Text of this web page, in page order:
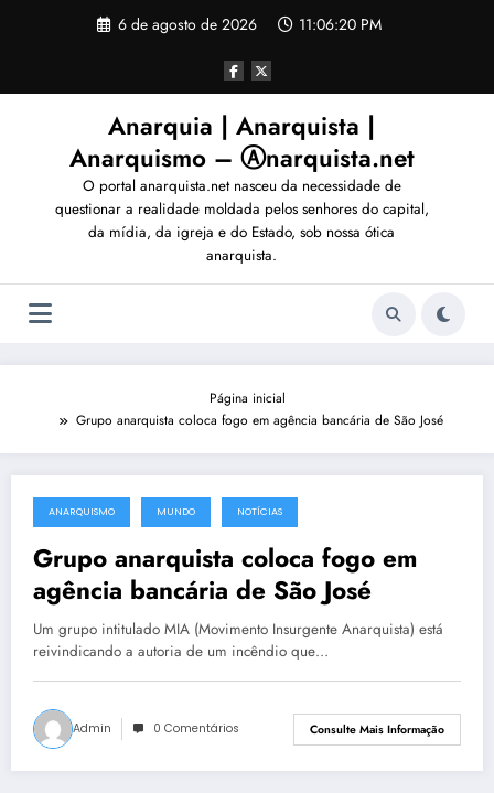
6 de agosto de 2026 11:06:23 PM
Anarquia | Anarquista |
Anarquismo – Ⓐnarquista.net
O portal anarquista.net nasceu da necessidade de
questionar a realidade moldada pelos senhores do capital,
da mídia, da igreja e do Estado, sob nossa ótica
anarquista.
Página inicial
Grupo anarquista coloca fogo em agência bancária de São José
14 de setembro de 2015
ANARQUISMO MUNDO NOTÍCIAS
Grupo anarquista coloca fogo em
agência bancária de São José
Um grupo intitulado MIA (Movimento Insurgente Anarquista) está
reivindicando a autoria de um incêndio que…
Admin 0 Comentários Consulte Mais Informação